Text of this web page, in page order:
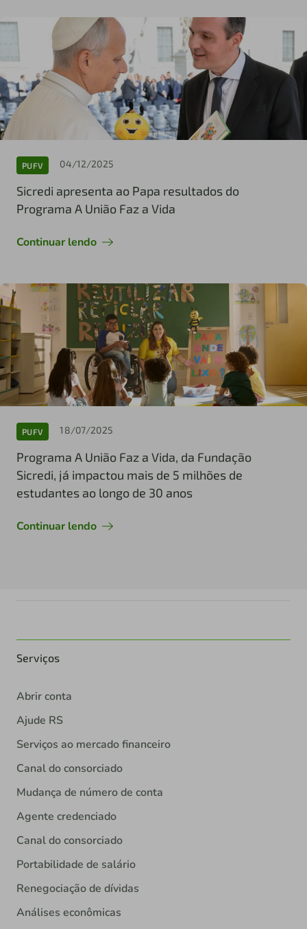
PUFV 04/12/2025
Sicredi apresenta ao Papa resultados do
Programa A União Faz a Vida
Continuar lendo
PUFV 18/07/2025
Programa A União Faz a Vida, da Fundação
Sicredi, já impactou mais de 5 milhões de
estudantes ao longo de 30 anos
Continuar lendo
Serviços
Abrir conta
Ajude RS
Serviços ao mercado financeiro
Canal do consorciado
Mudança de número de conta
Agente credenciado
Canal do consorciado
Portabilidade de salário
Renegociação de dívidas
Análises econômicas